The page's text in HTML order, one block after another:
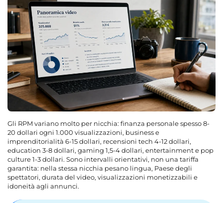
Gli RPM variano molto per nicchia: finanza personale spesso 8-
20 dollari ogni 1.000 visualizzazioni, business e
imprenditorialità 6-15 dollari, recensioni tech 4-12 dollari,
education 3-8 dollari, gaming 1,5-4 dollari, entertainment e pop
culture 1-3 dollari. Sono intervalli orientativi, non una tariffa
garantita: nella stessa nicchia pesano lingua, Paese degli
spettatori, durata del video, visualizzazioni monetizzabili e
idoneità agli annunci.